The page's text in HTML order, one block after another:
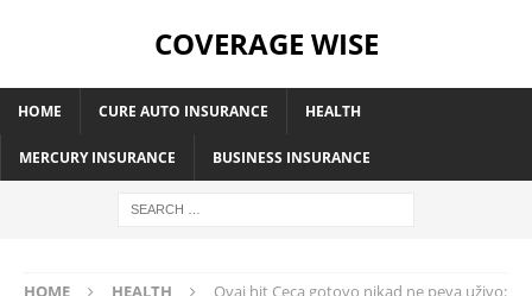
COVERAGE WISE
HOME CURE AUTO INSURANCE HEALTH
MERCURY INSURANCE BUSINESS INSURANCE
HOME HEALTH
Ovaj hit Ceca gotovo nikad ne peva uživo: